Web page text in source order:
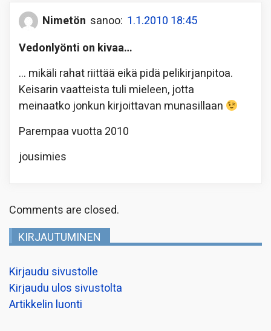
Nimetön sanoo: 1.1.2010 18:45
Vedonlyönti on kivaa…
… mikäli rahat riittää eikä pidä pelikirjanpitoa.
Keisarin vaatteista tuli mieleen, jotta
meinaatko jonkun kirjoittavan munasillaan
Parempaa vuotta 2010
jousimies
Comments are closed.
KIRJAUTUMINEN
Kirjaudu sivustolle
Kirjaudu ulos sivustolta
Artikkelin luonti